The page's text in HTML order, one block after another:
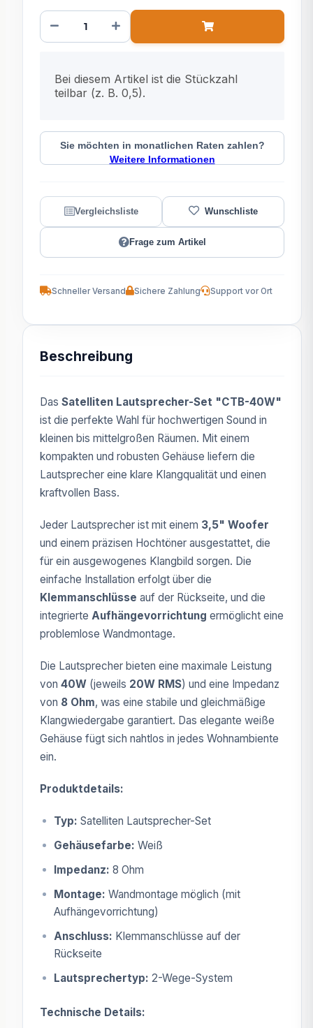
Bei diesem Artikel ist die Stückzahl
teilbar (z. B. 0,5).
Sie möchten in monatlichen Raten zahlen?
Weitere Informationen
Frage zum Artikel
Schneller Versand Sichere Zahlung Support vor Ort
Beschreibung
Das Satelliten Lautsprecher-Set "CTB-40W"
ist die perfekte Wahl für hochwertigen Sound in
kleinen bis mittelgroßen Räumen. Mit einem
kompakten und robusten Gehäuse liefern die
Lautsprecher eine klare Klangqualität und einen
kraftvollen Bass.
Jeder Lautsprecher ist mit einem 3,5" Woofer
und einem präzisen Hochtöner ausgestattet, die
für ein ausgewogenes Klangbild sorgen. Die
einfache Installation erfolgt über die
Klemmanschlüsse auf der Rückseite, und die
integrierte Aufhängevorrichtung ermöglicht eine
problemlose Wandmontage.
Die Lautsprecher bieten eine maximale Leistung
von 40W (jeweils 20W RMS) und eine Impedanz
von 8 Ohm, was eine stabile und gleichmäßige
Klangwiedergabe garantiert. Das elegante weiße
Gehäuse fügt sich nahtlos in jedes Wohnambiente
ein.
Produktdetails:
Typ: Satelliten Lautsprecher-Set
Gehäusefarbe: Weiß
Impedanz: 8 Ohm
Montage: Wandmontage möglich (mit
Aufhängevorrichtung)
Anschluss: Klemmanschlüsse auf der
Rückseite
Lautsprechertyp: 2-Wege-System
Technische Details: